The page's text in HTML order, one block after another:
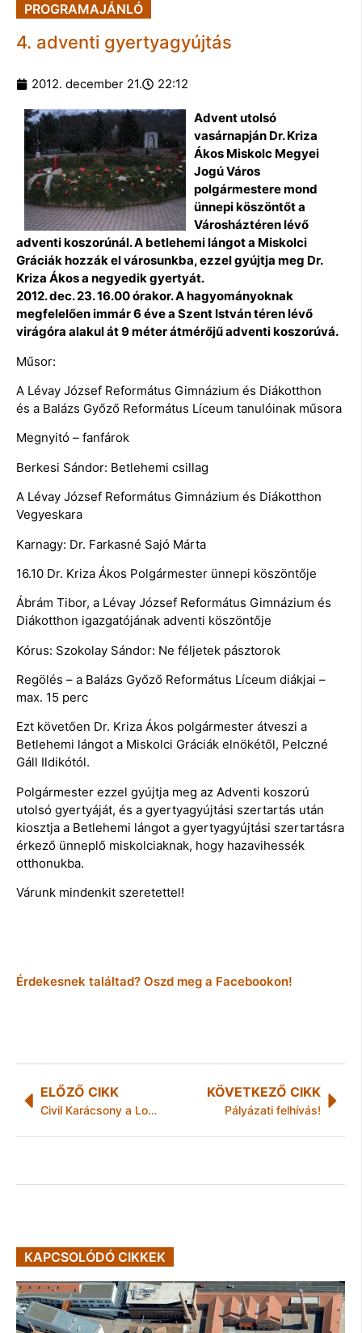
PROGRAMAJÁNLÓ
4. adventi gyertyagyújtás
2012. december 21. 22:12
Advent utolsó
vasárnapján Dr. Kriza
Ákos Miskolc Megyei
Jogú Város
polgármestere mond
ünnepi köszöntőt a
Városháztéren lévő
adventi koszorúnál. A betlehemi lángot a Miskolci
Gráciák hozzák el városunkba, ezzel gyújtja meg Dr.
Kriza Ákos a negyedik gyertyát.
2012. dec. 23. 16.00 órakor. A hagyományoknak
megfelelően immár 6 éve a Szent István téren lévő
virágóra alakul át 9 méter átmérőjű adventi koszorúvá.
Műsor:
A Lévay József Református Gimnázium és Diákotthon
és a Balázs Győző Református Líceum tanulóinak műsora
Megnyitó – fanfárok
Berkesi Sándor: Betlehemi csillag
A Lévay József Református Gimnázium és Diákotthon
Vegyeskara
Karnagy: Dr. Farkasné Sajó Márta
16.10 Dr. Kriza Ákos Polgármester ünnepi köszöntője
Ábrám Tibor, a Lévay József Református Gimnázium és
Diákotthon igazgatójának adventi köszöntője
Kórus: Szokolay Sándor: Ne féljetek pásztorok
Regölés – a Balázs Győző Református Líceum diákjai –
max. 15 perc
Ezt követően Dr. Kriza Ákos polgármester átveszi a
Betlehemi lángot a Miskolci Gráciák elnökétől, Pelczné
Gáll Ildikótól.
Polgármester ezzel gyújtja meg az Adventi koszorú
utolsó gyertyáját, és a gyertyagyújtási szertartás után
kiosztja a Betlehemi lángot a gyertyagyújtási szertartásra
érkező ünneplő miskolciaknak, hogy hazavihessék
otthonukba.
Várunk mindenkit szeretettel!
Érdekesnek találtad? Oszd meg a Facebookon!
ELŐZŐ CIKK
Civil Karácsony a Lokálpatriótákkal és a Bíborszéllel
KÖVETKEZŐ CIKK
Pályázati felhívás!
KAPCSOLÓDÓ CIKKEK